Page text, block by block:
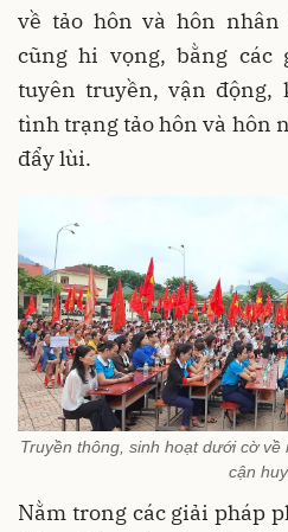
về tảo hôn và hôn nhân
cũng hi vọng, bằng các
tuyên truyền, vận động,
tình trạng tảo hôn và hôn
đẩy lùi.
Truyền thông, sinh hoạt dưới cờ
cận
Nằm trong các giải pháp